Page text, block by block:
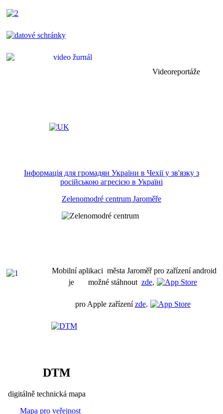
Videoreportáže
Інформація для громадян України в Чехії у зв'язку з
російською агресією в Україні
Zelenomodré centrum Jaroměře
Mobilní aplikaci města Jaroměř pro zařízení android
je možné stáhnout zde,
pro Apple zařízenízde.
DTM
digitálně technická mapa
Mapa pro veřejnost